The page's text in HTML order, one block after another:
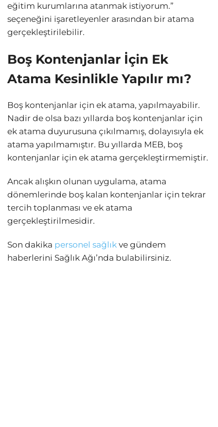
eğitim kurumlarına atanmak istiyorum.”
seçeneğini işaretleyenler arasından bir atama
gerçekleştirilebilir.
Boş Kontenjanlar İçin Ek
Atama Kesinlikle Yapılır mı?
Boş kontenjanlar için ek atama, yapılmayabilir.
Nadir de olsa bazı yıllarda boş kontenjanlar için
ek atama duyurusuna çıkılmamış, dolayısıyla ek
atama yapılmamıştır. Bu yıllarda MEB, boş
kontenjanlar için ek atama gerçekleştirmemiştir.
Ancak alışkın olunan uygulama, atama
dönemlerinde boş kalan kontenjanlar için tekrar
tercih toplanması ve ek atama
gerçekleştirilmesidir.
Son dakika personel sağlık ve gündem
haberlerini Sağlık Ağı’nda bulabilirsiniz.